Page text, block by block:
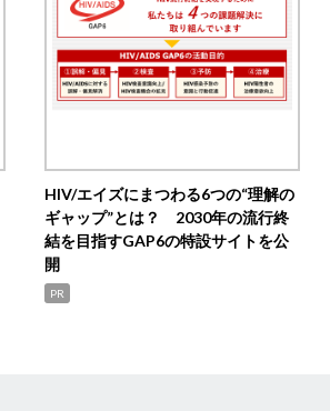
HIV/エイズにまつわる6つの“理解の
ギャップ”とは？ 2030年の流行終
結を目指すGAP6の特設サイトを公
開
PR